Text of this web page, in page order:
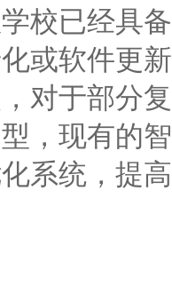
校已经具
或软件更
对于部分
，现有的
系统，提